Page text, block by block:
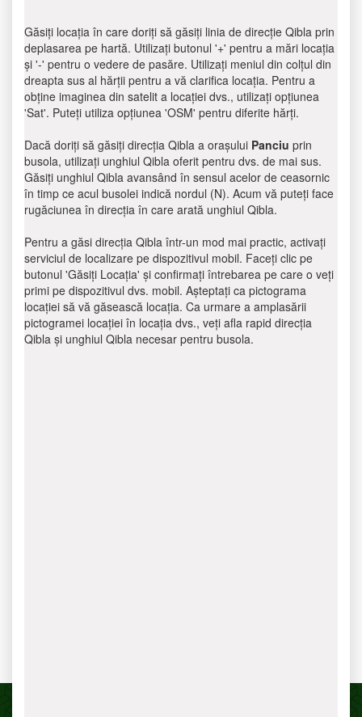
Găsiți locația în care doriți să găsiți linia de direcție Qibla prin
deplasarea pe hartă. Utilizați butonul '+' pentru a mări locația
și '-' pentru o vedere de pasăre. Utilizați meniul din colțul din
dreapta sus al hărții pentru a vă clarifica locația. Pentru a
obține imaginea din satelit a locației dvs., utilizați opțiunea
'Sat'. Puteți utiliza opțiunea 'OSM' pentru diferite hărți.
Dacă doriți să găsiți direcția Qibla a orașului Panciu prin
busola, utilizați unghiul Qibla oferit pentru dvs. de mai sus.
Găsiți unghiul Qibla avansând în sensul acelor de ceasornic
în timp ce acul busolei indică nordul (N). Acum vă puteți face
rugăciunea în direcția în care arată unghiul Qibla.
Pentru a găsi direcția Qibla într-un mod mai practic, activați
serviciul de localizare pe dispozitivul mobil. Faceți clic pe
butonul 'Găsiți Locația' și confirmați întrebarea pe care o veți
primi pe dispozitivul dvs. mobil. Așteptați ca pictograma
locației să vă găsească locația. Ca urmare a amplasării
pictogramei locației în locația dvs., veți afla rapid direcția
Qibla și unghiul Qibla necesar pentru busola.